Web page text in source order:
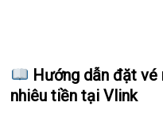
Hướng dẫn đặt vé
nhiêu tiền tại Vlink